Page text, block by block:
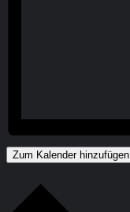
Zum Kalender hinzufügen